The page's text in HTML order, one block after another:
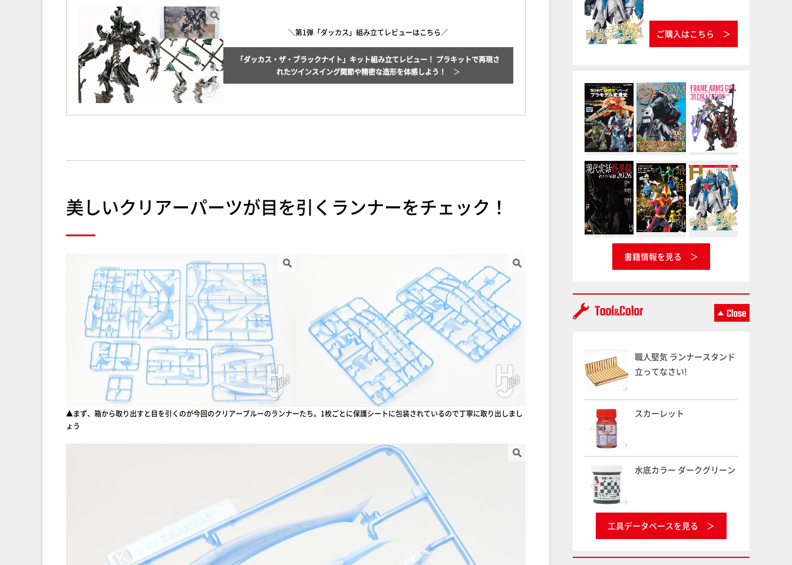
＼第1弾「ダッカス」組み立てレビューはこちら／
「ダッカス・ザ・ブラックナイト」キット組み立てレビュー！ プラキットで再現さ
れたツインスイング関節や精密な造形を体感しよう！
美しいクリアーパーツが目を引くランナーをチェック！
▲まず、箱から取り出すと目を引くのが今回のクリアーブルーのランナーたち。1枚ごとに保護シートに包装されているので丁寧に取り出しまし
ょう
ご購入はこちら
書籍情報を見る
職人堅気 ランナースタンド
立ってなさい!
スカーレット
水底カラー ダークグリーン
工具データベースを見る